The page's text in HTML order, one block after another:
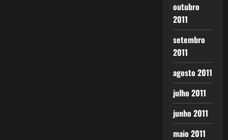
outubro
2011
setembro
2011
agosto 2011
julho 2011
junho 2011
maio 2011